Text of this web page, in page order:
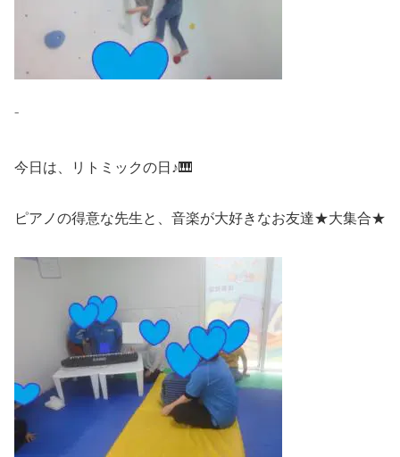
⁻
今日は、リトミックの日♪🎹
ピアノの得意な先生と、音楽が大好きなお友達★大集合★